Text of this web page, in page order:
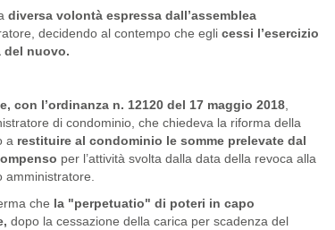
diversa volontà espressa dall’assemblea
decidendo al contempo che egli cessi l’esercizio
del nuovo.
con l’ordinanza n. 12120 del 17 maggio 2018
di condominio, che chiedeva la riforma della
a restituire al condominio le somme prelevate dal
per l’attività svolta dalla data della revoca alla
che la "perpetuatio" di poteri in capo
dopo la cessazione della carica per scadenza del